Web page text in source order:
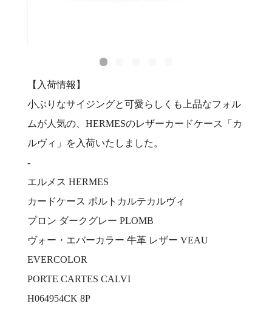
【入荷情報】
小ぶりなサイジングと可愛らしくも上品なフォル
ムが人気の、HERMESのレザーカードケース「カ
ルヴィ」を入荷いたしました。
-
エルメス HERMES
カードケース ポルトカルテカルヴィ
プロン ダークグレー PLOMB
ヴォー・エバーカラー 牛革 レザー VEAU
EVERCOLOR
PORTE CARTES CALVI
H064954CK 8P